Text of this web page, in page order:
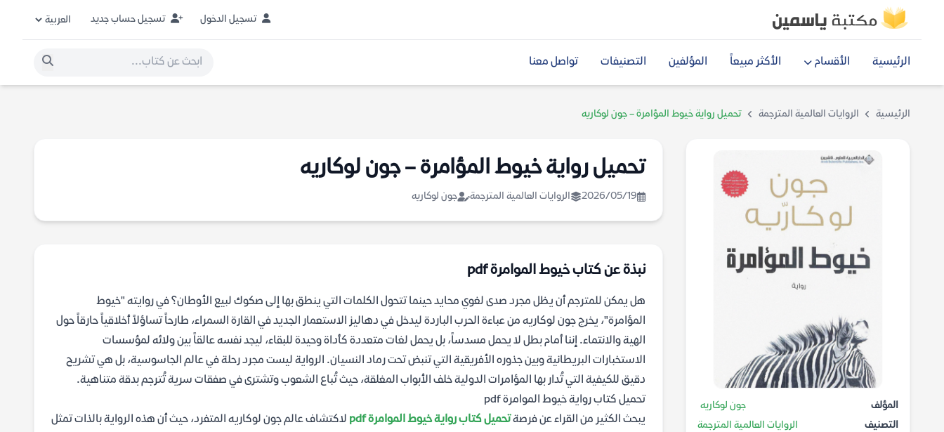
تسجيل الدخول تسجيل حساب جديد
الرئيسية الأقسام الأكثر مبيعاً المؤلفين التصنيفات تواصل معنا
الرئيسية الروايات العالمية المترجمة تحميل رواية خيوط المؤامرة – جون لوكاريه
المؤلف
جون لوكاريه
التصنيف
الروايات العالمية المترجمة
تحميل رواية خيوط المؤامرة – جون لوكاريه
2026/05/19 الروايات العالمية المترجمة جون لوكاريه
نبذة عن كتاب خيوط الموامرة pdf
هل يمكن للمترجم أن يظل مجرد صدى لغوي محايد حينما تتحول الكلمات التي ينطق بها إلى صكوك لبيع الأوطان؟ في روايته "خيوط
المؤامرة"، يخرج جون لوكاريه من عباءة الحرب الباردة ليدخل في دهاليز الاستعمار الجديد في القارة السمراء، طارحاً تساؤلاً أخلاقياً حارقاً حول
الهية والانتماء. إننا أمام بطل لا يحمل مسدساً، بل يحمل لغات متعددة كأداة وحيدة للبقاء، ليجد نفسه عالقاً بين ولائه لمؤسسات
الاستخبارات البريطانية وبين جذوره الأفريقية التي تنبض تحت رماد النسيان. الرواية ليست مجرد رحلة في عالم الجاسوسية، بل هي تشريح
دقيق للكيفية التي تُدار بها المؤامرات الدولية خلف الأبواب المغلقة، حيث تُباع الشعوب وتشترى في صفقات سرية تُترجم بدقة متناهية.
تحميل كتاب رواية خيوط الموامرة pdf
يبحث الكثير من القراء عن فرصةتحميل كتاب رواية خيوط الموامرة pdf
لاكتشاف عالم جون لوكاريه المتفرد، حيث أن هذه الرواية بالذات تمثل